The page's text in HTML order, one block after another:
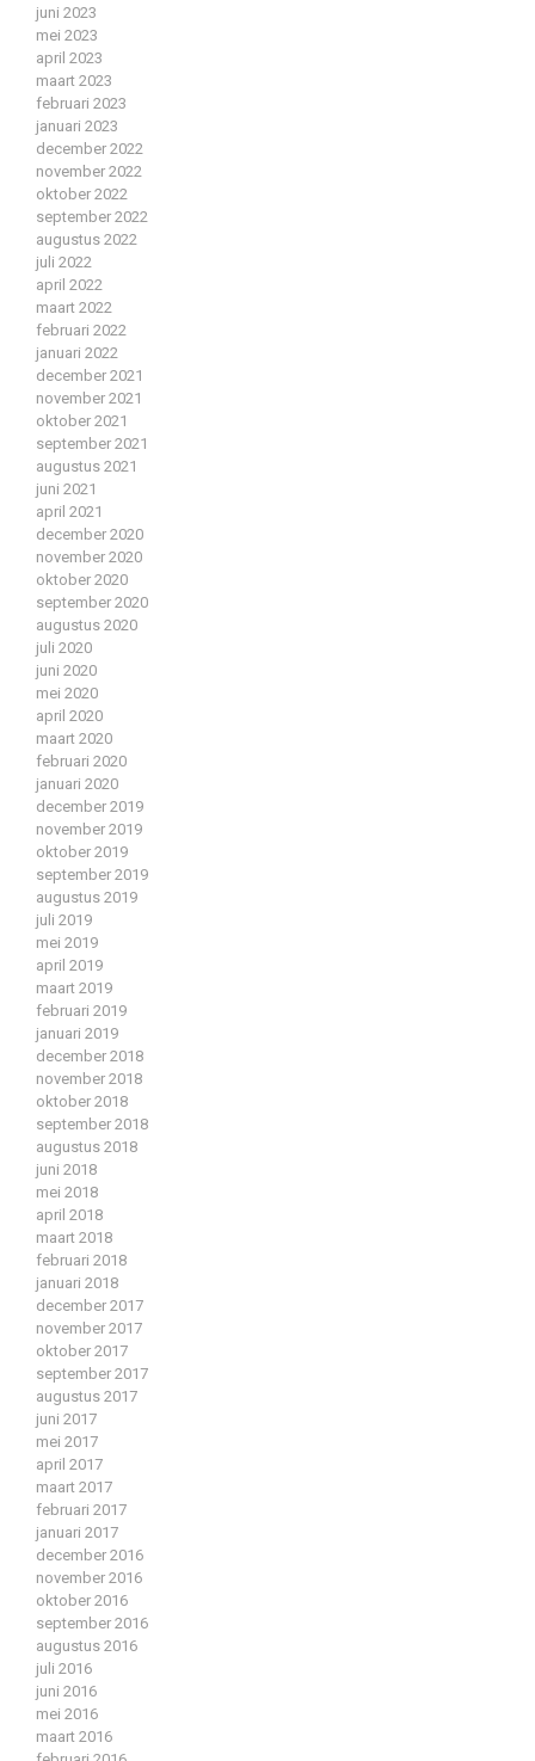
juni 2023
mei 2023
april 2023
maart 2023
februari 2023
januari 2023
december 2022
november 2022
oktober 2022
september 2022
augustus 2022
juli 2022
april 2022
maart 2022
februari 2022
januari 2022
december 2021
november 2021
oktober 2021
september 2021
augustus 2021
juni 2021
april 2021
december 2020
november 2020
oktober 2020
september 2020
augustus 2020
juli 2020
juni 2020
mei 2020
april 2020
maart 2020
februari 2020
januari 2020
december 2019
november 2019
oktober 2019
september 2019
augustus 2019
juli 2019
mei 2019
april 2019
maart 2019
februari 2019
januari 2019
december 2018
november 2018
oktober 2018
september 2018
augustus 2018
juni 2018
mei 2018
april 2018
maart 2018
februari 2018
januari 2018
december 2017
november 2017
oktober 2017
september 2017
augustus 2017
juni 2017
mei 2017
april 2017
maart 2017
februari 2017
januari 2017
december 2016
november 2016
oktober 2016
september 2016
augustus 2016
juli 2016
juni 2016
mei 2016
maart 2016